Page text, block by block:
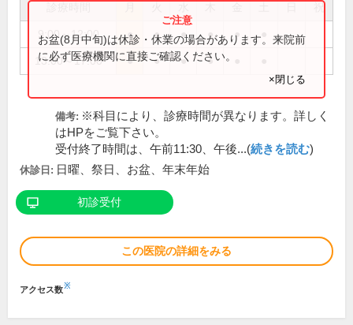
祝
9:00～12:00 ● ● ● ● ●
13:00～17:00 ● ● ● ●
お盆(8月中旬)は休診・休業の場合があります。来院前
に必ず医療機関に直接ご確認ください。
×閉じる
備考: ※科目により、診療時間が異なります。詳しく
はHPをご覧下さい。
受付終了時間は、午前11:30、午後...(続きを読む)
休診日: 日曜、祭日、お盆、年末年始
初診受付
この医院の詳細をみる
アクセス数※